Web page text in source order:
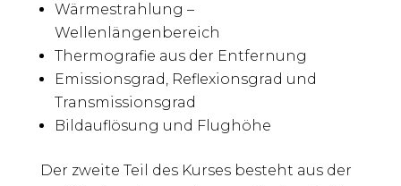
Wärmestrahlung –
Wellenlängenbereich
Thermografie aus der Entfernung
Emissionsgrad, Reflexionsgrad und
Transmissionsgrad
Bildauflösung und Flughöhe
Der zweite Teil des Kurses besteht aus der